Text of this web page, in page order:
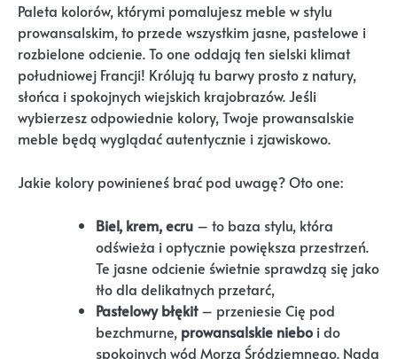
Paleta kolorów, którymi pomalujesz meble w stylu
prowansalskim, to przede wszystkim jasne, pastelowe i
rozbielone odcienie. To one oddają ten sielski klimat
południowej Francji! Królują tu barwy prosto z natury,
słońca i spokojnych wiejskich krajobrazów. Jeśli
wybierzesz odpowiednie kolory, Twoje prowansalskie
meble będą wyglądać autentycznie i zjawiskowo.
Jakie kolory powinieneś brać pod uwagę? Oto one:
Biel, krem, ecru – to baza stylu, która
odświeża i optycznie powiększa przestrzeń.
Te jasne odcienie świetnie sprawdzą się jako
tło dla delikatnych przetarć,
Pastelowy błękit– przeniesie Cię pod
bezchmurne, prowansalskie niebo i do
spokojnych wód Morza Śródziemnego. Nada